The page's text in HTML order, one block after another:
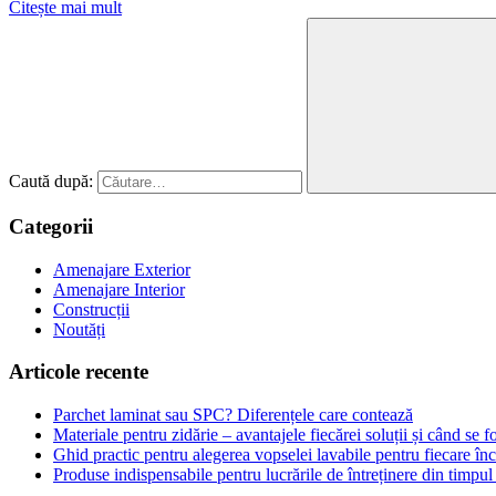
Citește mai mult
Caută după:
Categorii
Amenajare Exterior
Amenajare Interior
Construcții
Noutăți
Articole recente
Parchet laminat sau SPC? Diferențele care contează
Materiale pentru zidărie – avantajele fiecărei soluții și când se
Ghid practic pentru alegerea vopselei lavabile pentru fiecare
Produse indispensabile pentru lucrările de întreținere din